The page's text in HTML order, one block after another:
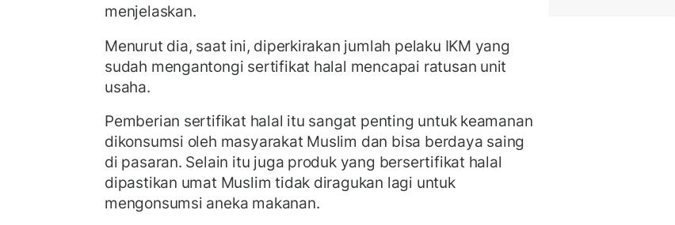
menjelaskan.
Menurut dia, saat ini, diperkirakan jumlah pelaku IKM yang
sudah mengantongi sertifikat halal mencapai ratusan unit
usaha.
Pemberian sertifikat halal itu sangat penting untuk keamanan
dikonsumsi oleh masyarakat Muslim dan bisa berdaya saing
di pasaran. Selain itu juga produk yang bersertifikat halal
dipastikan umat Muslim tidak diragukan lagi untuk
mengonsumsi aneka makanan.